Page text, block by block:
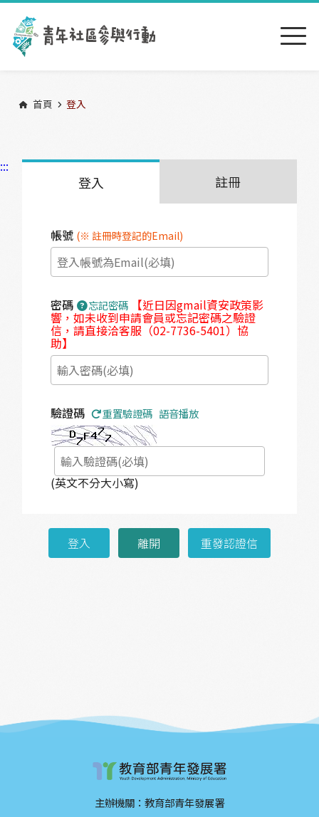
跳到主要內容區塊
首頁 登入
:::
登入 註冊
帳號 (※ 註冊時登記的Email)
密碼 忘記密碼 【近日因gmail資安政策影
響，如未收到申請會員或忘記密碼之驗證
信，請直接洽客服（02-7736-5401）協
助】
驗證碼 重置驗證碼 語音播放
(英文不分大小寫)
登入 離開 重發認證信
主辦機關：教育部青年發展署